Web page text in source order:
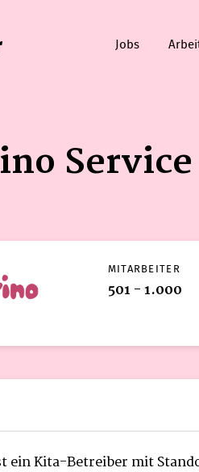
Jobs
Service
MITARBEITER
501 - 1.000
ein Kita-Betreiber mit